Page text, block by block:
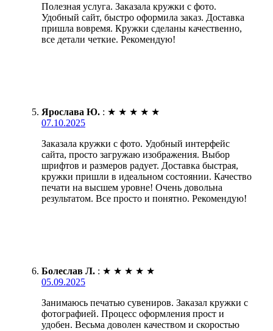
Полезная услуга. Заказала кружки с фото.
Удобный сайт, быстро оформила заказ. Доставка
пришла вовремя. Кружки сделаны качественно,
все детали четкие. Рекомендую!
Ярослава Ю. : ★ ★ ★ ★ ★
07.10.2025
Заказала кружки с фото. Удобный интерфейс
сайта, просто загружаю изображения. Выбор
шрифтов и размеров радует. Доставка быстрая,
кружки пришли в идеальном состоянии. Качество
печати на высшем уровне! Очень довольна
результатом. Все просто и понятно. Рекомендую!
Болеслав Л. : ★ ★ ★ ★ ★
05.09.2025
Занимаюсь печатью сувениров. Заказал кружки с
фотографией. Процесс оформления прост и
удобен. Весьма доволен качеством и скоростью